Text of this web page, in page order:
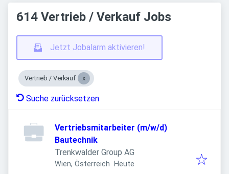
614 Vertrieb / Verkauf Jobs
Jetzt Jobalarm aktivieren!
Vertrieb / Verkauf
Suche zurücksetzen
Vertriebsmitarbeiter (m/w/d)
Bautechnik
Trenkwalder Group AG
Wien, Österreich Veröffentlicht
Heute